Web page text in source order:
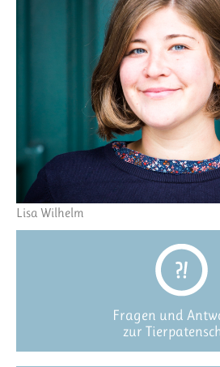
Lisa Wilhelm
Fragen und
zur